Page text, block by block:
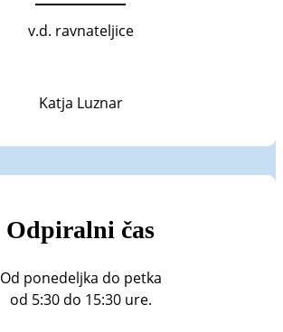
v.d. ravnateljice
Katja Luznar
Odpiralni čas
Od ponedeljka do petka
od 5:30 do 15:30 ure.